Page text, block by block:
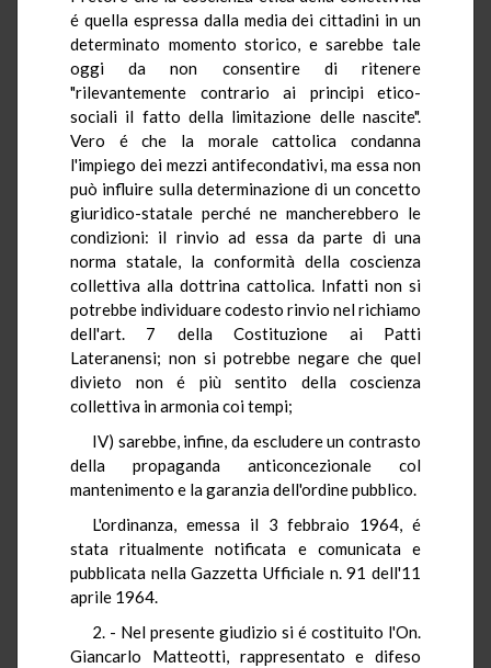
é quella espressa dalla media dei cittadini in un
determinato momento storico, e sarebbe tale
oggi da non consentire di ritenere
"rilevantemente contrario ai principi etico-
sociali il fatto della limitazione delle nascite".
Vero é che la morale cattolica condanna
l'impiego dei mezzi antifecondativi, ma essa non
può influire sulla determinazione di un concetto
giuridico-statale perché ne mancherebbero le
condizioni: il rinvio ad essa da parte di una
norma statale, la conformità della coscienza
collettiva alla dottrina cattolica. Infatti non si
potrebbe individuare codesto rinvio nel richiamo
dell'art. 7 della Costituzione ai Patti
Lateranensi; non si potrebbe negare che quel
divieto non é più sentito della coscienza
collettiva in armonia coi tempi;
IV) sarebbe, infine, da escludere un contrasto
della propaganda anticoncezionale col
mantenimento e la garanzia dell'ordine pubblico.
L'ordinanza, emessa il 3 febbraio 1964, é
stata ritualmente notificata e comunicata e
pubblicata nella Gazzetta Ufficiale n. 91 dell'11
aprile 1964.
2. - Nel presente giudizio si é costituito l'On.
Giancarlo Matteotti, rappresentato e difeso